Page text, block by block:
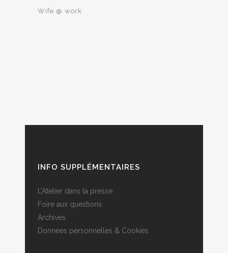
Wife @ work
INFO SUPPLÉMENTAIRES
L’Atelier dans la presse
Foire aux questions
Archives
Données personnelles & Cookies